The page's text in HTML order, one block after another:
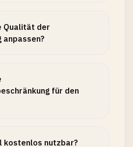
Qualität der
anpassen?
für den
kostenlos nutzbar?